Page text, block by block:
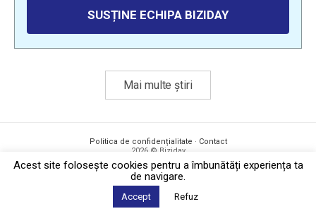
SUSȚINE ECHIPA BIZIDAY
Mai multe știri
Politica de confidențialitate · Contact
2026 © Biziday
Acest site foloseşte cookies pentru a îmbunătăți experiența ta
de navigare.
Accept Refuz